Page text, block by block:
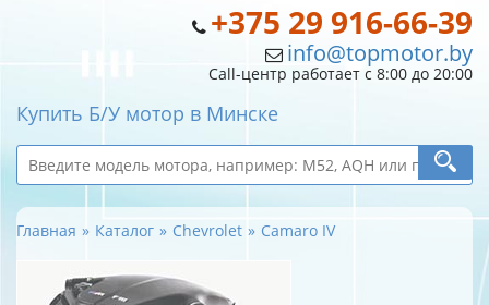
+375 29 916-66-39
info@topmotor.by
Call-центр работает с 8:00 до 20:00
Купить Б/У мотор в Минске
Главная Каталог Chevrolet Camaro IV